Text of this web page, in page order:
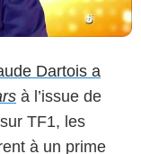
Dartois a
à l’issue de
TF1, les
à un prime